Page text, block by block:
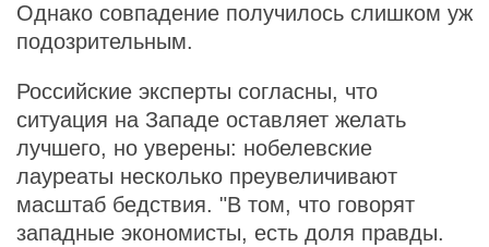
Однако совпадение получилось слишком уж
подозрительным.
Российские эксперты согласны, что
ситуация на Западе оставляет желать
лучшего, но уверены: нобелевские
лауреаты несколько преувеличивают
масштаб бедствия. "В том, что говорят
западные экономисты, есть доля правды.